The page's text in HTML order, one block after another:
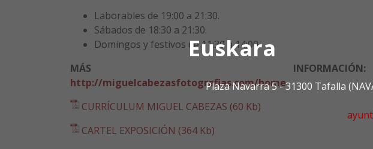
Euskara
Plaza Navarra 5 - 31300 Tafalla
Laborables de 19:00 a 21:30.
Sábados de 18:30 a 21:30.
Domingos y festivos de 11:30 a 14:00.
MÁS INFORMACIÓN:
http://miguelcabezasfotografias.com/home
CURRÍCULUM MIGUEL CABEZAS (60 Kb)
CARTEL EXPOSICIÓN (364 Kb)